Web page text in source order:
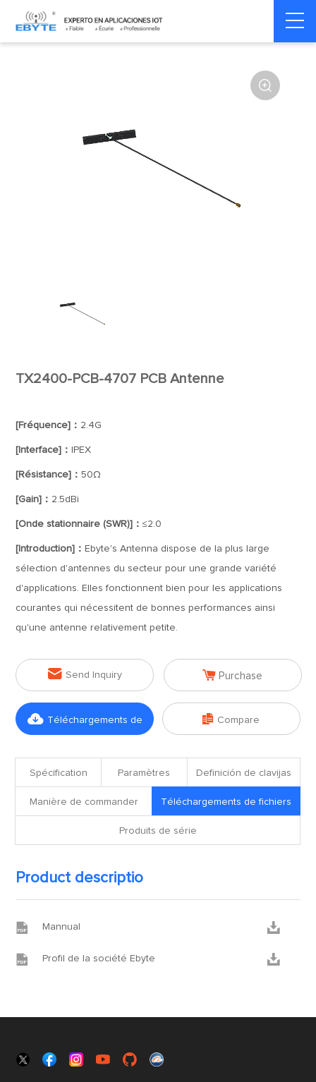
Home > Accessoires > Antenna

TX2400-PCB-4707 PCB Antenne
[Fréquence]： 2.4G
[Interface]： IPEX
[Résistance]：50Ω
[Gain]： 2.5dBi
[Onde stationnaire (SWR)]：≤2.0
[Introduction]： Ebyte's Antenna dispose de la plus large
sélection d'antennes du secteur pour une grande variété
d'applications. Elles fonctionnent bien pour les applications
courantes qui nécessitent de bonnes performances ainsi
qu'une antenne relativement petite.
 Send Inquiry  Purchase
 Téléchargements de  Compare
Spécification Paramètres Definición de clavijas
Manière de commander Téléchargements de fichiers
Produits de série
Product descriptio
 Mannual 
 Profil de la société Ebyte 